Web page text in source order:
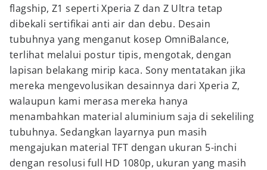
flagship, Z1 seperti Xperia Z dan Z Ultra tetap
dibekali sertifikai anti air dan debu. Desain
tubuhnya yang menganut kosep OmniBalance,
terlihat melalui postur tipis, mengotak, dengan
lapisan belakang mirip kaca. Sony mentatakan jika
mereka mengevolusikan desainnya dari Xperia Z,
walaupun kami merasa mereka hanya
menambahkan material aluminium saja di sekeliling
tubuhnya. Sedangkan layarnya pun masih
mengajukan material TFT dengan ukuran 5-inchi
dengan resolusi full HD 1080p, ukuran yang masih